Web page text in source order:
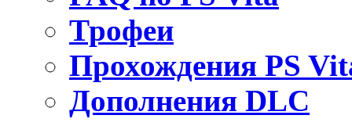
Трофеи
Прохождения PS
Дополнения DLC